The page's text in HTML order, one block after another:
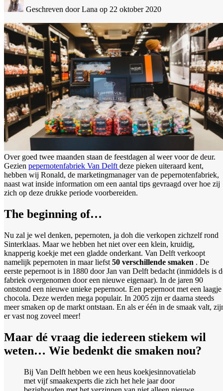
Geschreven door Lana op 22 oktober 2020
Over goed twee maanden staan de feestdagen al weer voor de deur.
Gezien pepernotenfabriek Van Delft deze pieken uiteraard kent,
hebben wij Ronald, de marketingmanager van de pepernotenfabriek,
naast wat inside information om een aantal tips gevraagd over hoe zij
zich op deze drukke periode voorbereiden.
The beginning of…
Nu zal je wel denken, pepernoten, ja doh die verkopen zichzelf rond
Sinterklaas. Maar we hebben het niet over een klein, kruidig,
knapperig koekje met een gladde onderkant. Van Delft verkoopt
namelijk pepernoten in maar liefst 50 verschillende smaken . De
eerste pepernoot is in 1880 door Jan van Delft bedacht (inmiddels is
fabriek overgenomen door een nieuwe eigenaar). In de jaren 90
ontstond een nieuwe unieke pepernoot. Een pepernoot met een laagje
chocola. Deze werden mega populair. In 2005 zijn er daarna steeds
meer smaken op de markt ontstaan. En als er één in de smaak valt,
er vast nog zoveel meer!
Maar dé vraag die iedereen stiekem wil
weten… Wie bedenkt die smaken nou?
Bij Van Delft hebben we een heus koekjesinnovatielab
met vijf smaakexperts die zich het hele jaar door